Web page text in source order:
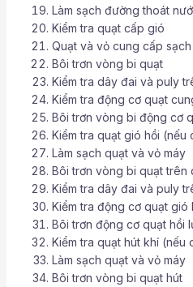
Làm sạch đường thoát
Kiểm tra quạt cấp gió
Quạt và vỏ cung cấp sạch
Bôi trơn vòng bi quạt
Kiểm tra dây đai và puly
Kiểm tra động cơ quạt
Bôi trơn vòng bi động cơ
Kiểm tra quạt gió hồi (nếu
Làm sạch quạt và vỏ máy
Bôi trơn vòng bi quạt trên
Kiểm tra dây đai và puly
Kiểm tra động cơ quạt gió
Bôi trơn động cơ quạt hồi
Kiểm tra quạt hút khí (nếu
Làm sạch quạt và vỏ máy
Bôi trơn vòng bi quạt hút